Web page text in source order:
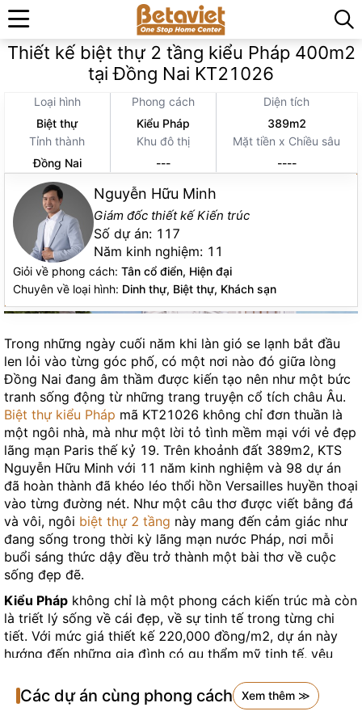
Trang chủ Thiết kế thi công kiến trúc»
Thiết kế biệt thự 2 tầng kiểu Pháp 400m2
tại Đồng Nai KT21026
Loại hình
Biệt thự
Phong cách
Kiểu Pháp
Diện tích
389m2
Tỉnh thành
Đồng Nai
Khu đô thị
---
Mặt tiền x Chiều sâu
----
Nguyễn Hữu Minh
Giám đốc thiết kế Kiến trúc
Số dự án: 117
Năm kinh nghiệm: 11
Giỏi về phong cách: Tân cổ điển, Hiện đại
Chuyên về loại hình: Dinh thự, Biệt thự, Khách sạn
Trong những ngày cuối năm khi làn gió se lạnh bắt đầu
len lỏi vào từng góc phố, có một nơi nào đó giữa lòng
Đồng Nai đang âm thầm được kiến tạo nên như một bức
tranh sống động từ những trang truyện cổ tích châu Âu.
Biệt thự kiểu Pháp mã KT21026 không chỉ đơn thuần là
một ngôi nhà, mà như một lời tỏ tình mềm mại với vẻ đẹp
lãng mạn Paris thế kỷ 19. Trên khoảnh đất 389m2, KTS
Nguyễn Hữu Minh với 11 năm kinh nghiệm và 98 dự án
đã hoàn thành đã khéo léo thổi hồn Versailles huyền thoại
vào từng đường nét. Như một câu thơ được viết bằng đá
và vôi, ngôi biệt thự 2 tầng này mang đến cảm giác như
đang sống trong thời kỳ lãng mạn nước Pháp, nơi mỗi
buổi sáng thức dậy đều trở thành một bài thơ về cuộc
sống đẹp đẽ.
Kiểu Pháp không chỉ là một phong cách kiến trúc mà còn
là triết lý sống về cái đẹp, về sự tinh tế trong từng chi
tiết. Với mức giá thiết kế 220,000 đồng/m2, dự án này
hướng đến những gia đình có gu thẩm mỹ tinh tế, yêu
ngày.
Các dự án cùng phong cách Xem thêm ≫